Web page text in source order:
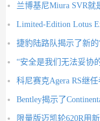
兰博基尼Miura SVR就
Limited-Edition Lotus
捷豹陆路队揭示了新的
“安全是我们无法妥协
科尼赛克Agera RS继
Bentley揭示了
限量版迈凯轮620R用